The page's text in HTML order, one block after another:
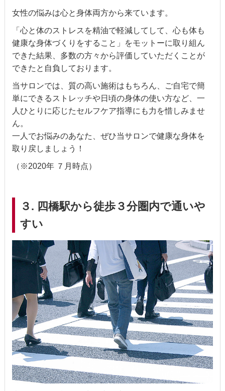
女性の悩みは心と身体両方から来ています。
「心と体のストレスを精油で軽減してして、心も体も
健康な身体づくりをすること」をモットーに取り組ん
できた結果、多数の方々から評価していただくことが
できたと自負しております。
当サロンでは、質の高い施術はもちろん、ご自宅で簡
単にできるストレッチや日頃の身体の使い方など、一
人ひとりに応じたセルフケア指導にも力を惜しみませ
ん。
一人でお悩みのあなた、ぜひ当サロンで健康な身体を
取り戻しましょう！
（※2020年 ７月時点）
３. 四橋駅から徒歩３分圏内で通いや
すい